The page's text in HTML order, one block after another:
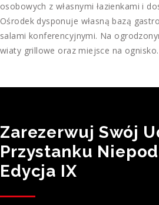
osobowych z własnymi łazienkami i
Ośrodek dysponuje własną bazą
salami konferencyjnymi. Na
wiaty grillowe oraz miejsce na ognisko.
Zarezerwuj Swój
Przystanku
Edycja IX